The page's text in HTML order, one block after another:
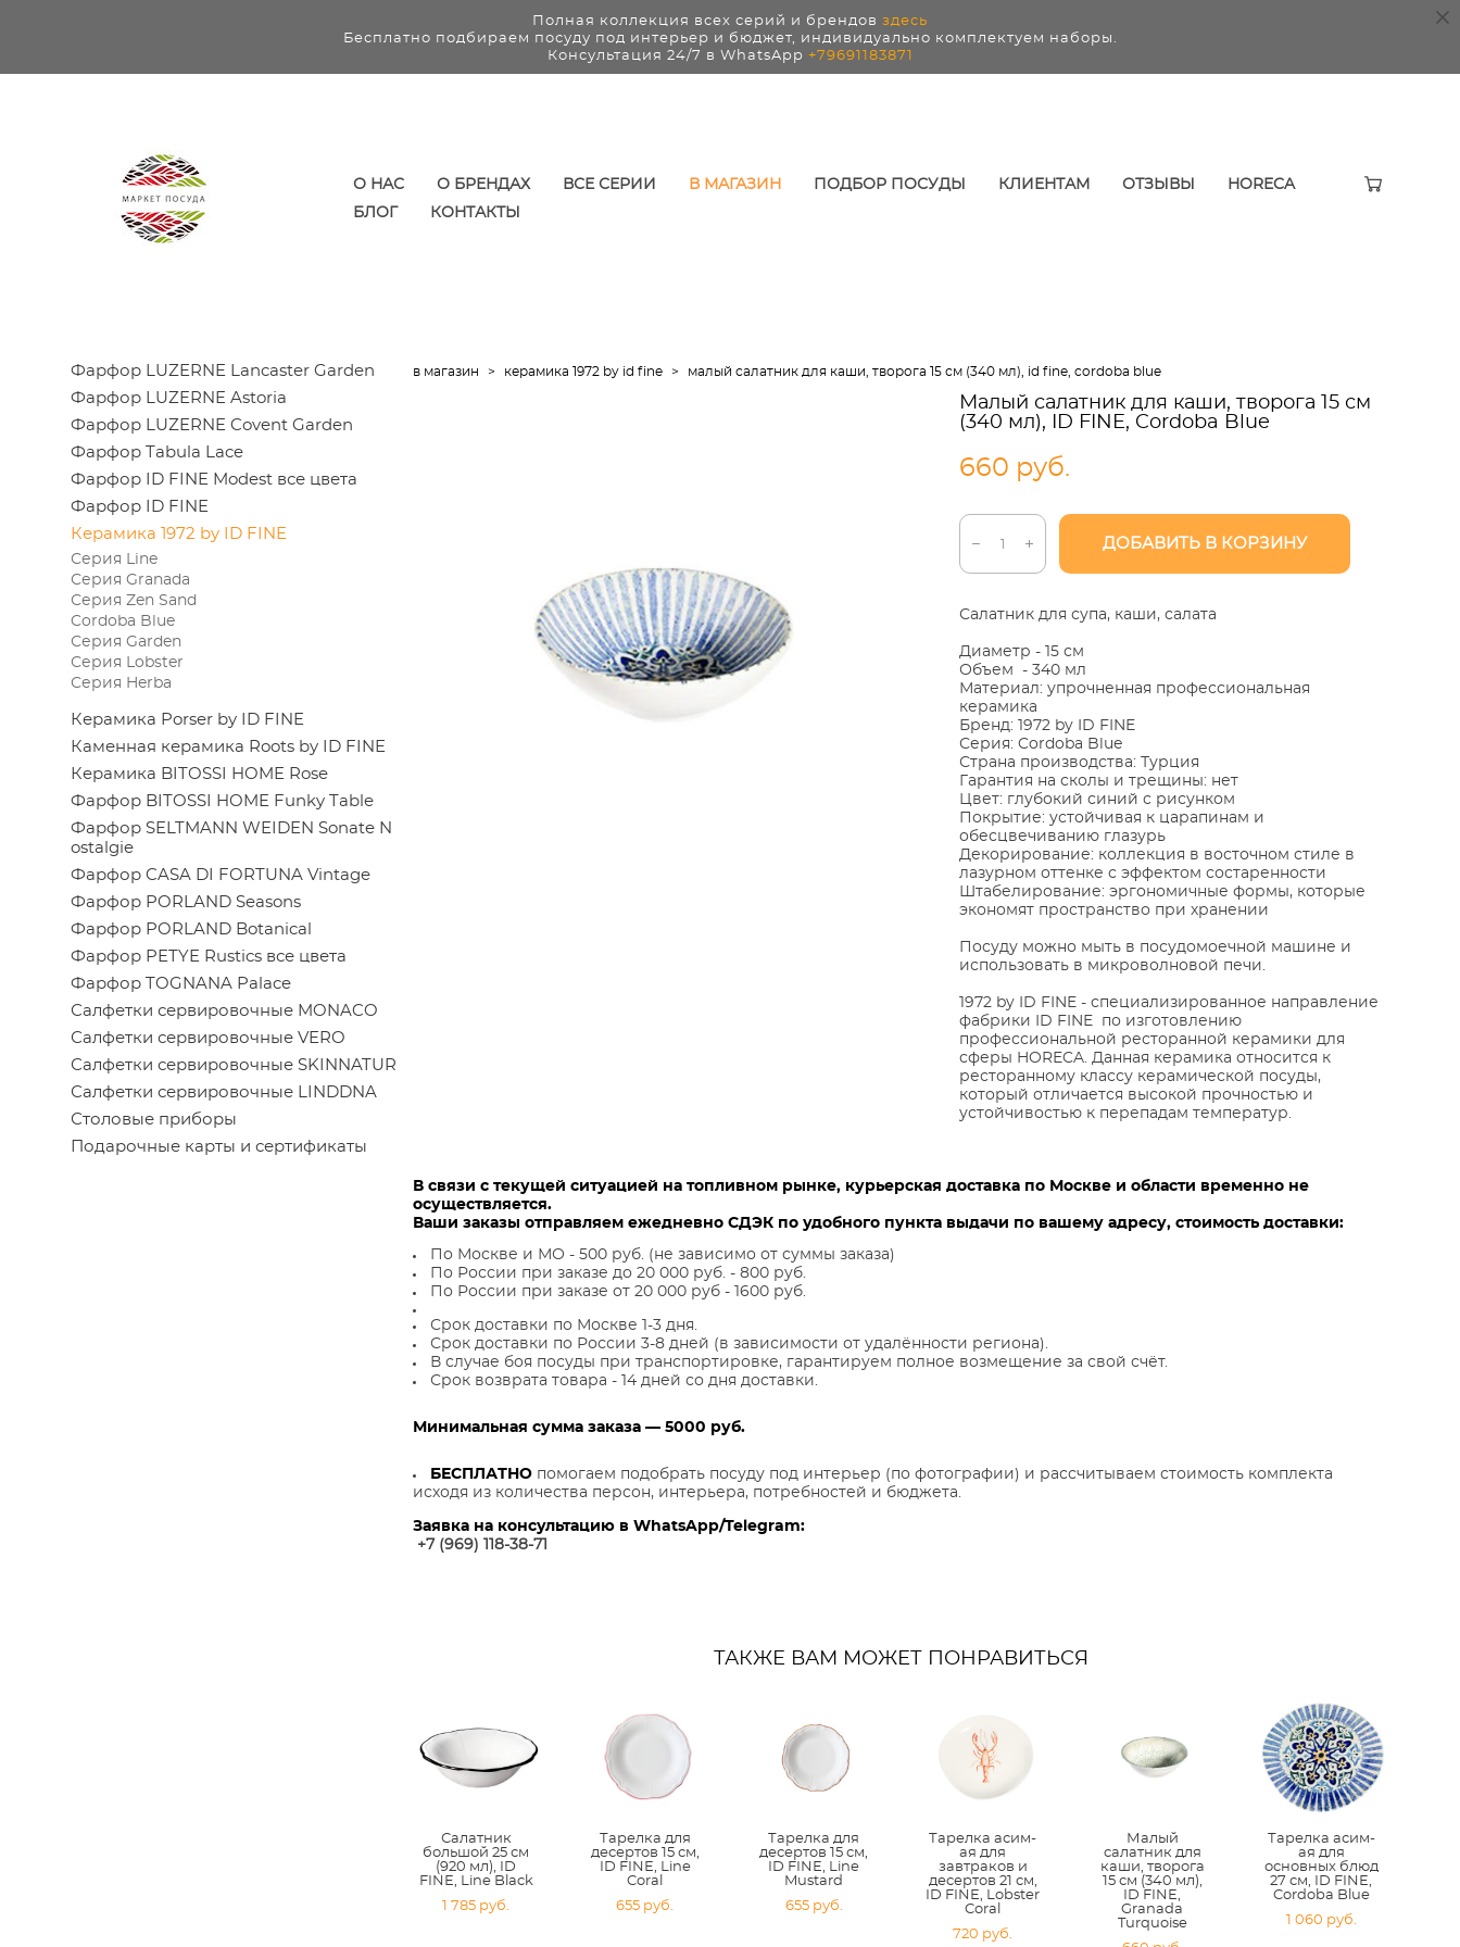
Полная коллекция всех серий и брендов здесь
Бесплатно подбираем посуду под интерьер и бюджет, индивидуально комплектуем наборы.
Консультация 24/7 в WhatsApp +79691183871
О НАС О БРЕНДАХ ВСЕ СЕРИИ В МАГАЗИН ПОДБОР ПОСУДЫ КЛИЕНТАМ ОТЗЫВЫ
HORECA
БЛОГ
КОНТАКТЫ
Фарфор LUZERNE Lancaster Garden
Фарфор LUZERNE Astoria
Фарфор LUZERNE Covent Garden
Фарфор Tabula Lace
Фарфор ID FINE Modest все цвета
Фарфор ID FINE
Керамика 1972 by ID FINE
Серия Line
Серия Granada
Серия Zen Sand
Cordoba Blue
Серия Garden
Серия Lobster
Серия Herba
Керамика Porser by ID FINE
Каменная керамика Roots by ID FINE
Керамика BITOSSI HOME Rose
Фарфор BITOSSI HOME Funky Table
Фарфор SELTMANN WEIDEN Sonate N
ostalgie
Фарфор CASA DI FORTUNA Vintage
Фарфор PORLAND Seasons
Фарфор PORLAND Botanical
Фарфор PETYE Rustics все цвета
Фарфор TOGNANA Palace
Салфетки сервировочные MONACO
Салфетки сервировочные VERO
Салфетки сервировочные SKINNATUR
Салфетки сервировочные LINDDNA
Столовые приборы
Подарочные карты и сертификаты
в магазин > керамика 1972 by id fine > малый салатник для каши, творога 15 см (340 мл), id fine, cordoba blue
Малый салатник для каши, творога 15 см
(340 мл), ID FINE, Cordoba Blue
660 pуб.
ДОБАВИТЬ В КОРЗИНУ
Салатник для супа, каши, салата
Диаметр - 15 см
Объем - 340 мл
Материал: упрочненная профессиональная
керамика
Бренд: 1972 by ID FINE
Серия: Cordoba Blue
Страна производства: Турция
Гарантия на сколы и трещины: нет
Цвет: глубокий синий с рисунком
Покрытие: устойчивая к царапинам и
обесцвечиванию глазурь
Декорирование: коллекция в восточном стиле в
лазурном оттенке с эффектом состаренности
Штабелирование: эргономичные формы, которые
экономят пространство при хранении
Посуду можно мыть в посудомоечной машине и
использовать в микроволновой печи.
1972 by ID FINE - специализированное направление
фабрики ID FINE по изготовлению
профессиональной ресторанной керамики для
сферы HORECA. Данная керамика относится к
ресторанному классу керамической посуды,
который отличается высокой прочностью и
устойчивостью к перепадам температур.
В связи с текущей ситуацией на топливном рынке, курьерская доставка по Москве и области временно не
осуществляется.
Ваши заказы отправляем ежедневно СДЭК по удобного пункта выдачи по вашему адресу, стоимость доставки:
По Москве и МО - 500 руб. (не зависимо от суммы заказа)
По России при заказе до 20 000 руб. - 800 руб.
По России при заказе от 20 000 руб - 1600 руб.
Срок доставки по Москве 1-3 дня.
Срок доставки по России 3-8 дней (в зависимости от удалённости региона).
В случае боя посуды при транспортировке, гарантируем полное возмещение за свой счёт.
Срок возврата товара - 14 дней со дня доставки.
Минимальная сумма заказа — 5000 руб.
БЕСПЛАТНО помогаем подобрать посуду под интерьер (по фотографии) и рассчитываем стоимость комплекта
исходя из количества персон, интерьера, потребностей и бюджета.
Заявка на консультацию в WhatsApp/Telegram:
+7 (969) 118-38-7
ТАКЖЕ ВАМ МОЖЕТ ПОНРАВИТЬСЯ
Салатник
большой 25 см
(920 мл), ID
FINE, Line Black
1 785 pуб.
Тарелка для
десертов 15 см,
ID FINE, Line
Coral
655 pуб.
Тарелка для
десертов 15 см,
ID FINE, Line
Mustard
655 pуб.
Тарелка асим-
ая для
завтраков и
десертов 21 см,
ID FINE, Lobster
Coral
720 pуб.
Малый
салатник для
каши, творога
15 см (340 мл),
ID FINE,
Granada
Turquoise
Тарелка асим-
ая для
основных блюд
27 см, ID FINE,
Cordoba Blue
1 060 pуб.